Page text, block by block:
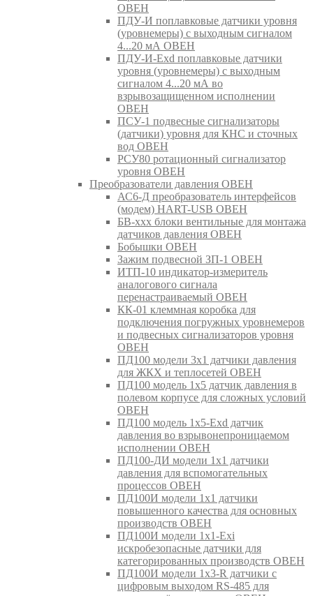
ОВЕН
ПДУ-И поплавковые датчики уровня
(уровнемеры) с выходным сигналом
4...20 мА ОВЕН
ПДУ-И-Exd поплавковые датчики
уровня (уровнемеры) с выходным
сигналом 4...20 мА во
взрывозащищенном исполнении
ОВЕН
ПСУ-1 подвесные сигнализаторы
(датчики) уровня для КНС и сточных
вод ОВЕН
РСУ80 ротационный сигнализатор
уровня ОВЕН
Преобразователи давления ОВЕН
АС6-Д преобразователь интерфейсов
(модем) HART-USB ОВЕН
БВ-ххх блоки вентильные для монтажа
датчиков давления ОВЕН
Бобышки ОВЕН
Зажим подвесной ЗП-1 ОВЕН
ИТП-10 индикатор-измеритель
аналогового сигнала
перенастраиваемый ОВЕН
КК-01 клеммная коробка для
подключения погружных уровнемеров
и подвесных сигнализаторов уровня
ОВЕН
ПД100 модели 3х1 датчики давления
для ЖКХ и теплосетей ОВЕН
ПД100 модель 1х5 датчик давления в
полевом корпусе для сложных условий
ОВЕН
ПД100 модель 1х5-Exd датчик
давления во взрывонепроницаемом
исполнении ОВЕН
ПД100-ДИ модели 1х1 датчики
давления для вспомогательных
процессов ОВЕН
ПД100И модели 1х1 датчики
повышенного качества для основных
производств ОВЕН
ПД100И модели 1х1-Exi
искробезопасные датчики для
категорированных производств ОВЕН
ПД100И модели 1х3-R датчики с
цифровым выходом RS-485 для